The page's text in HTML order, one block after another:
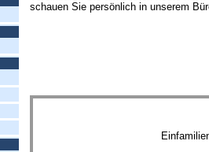
schauen Sie persönlich in unserem